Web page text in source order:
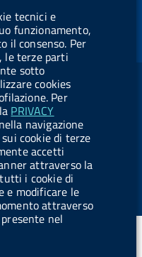
tecnici e
funzionamento,
il consenso. Per
le terze parti
sotto
cookies
Per
PRIVACY
navigazione
cookie di terze
accetti
attraverso la
i cookie di
e modificare le
attraverso
nel